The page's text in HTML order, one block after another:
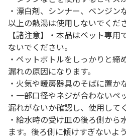
・漂白剤、シンナー、ベンジ
以上の熱湯は使用しないでくだ
【諸注意】・本品はペット専用
ないでください。
・ペットボトルをしっかりと
漏れの原因になります。
・火気や暖房器具のそばに置か
・一部口径やネジが合わないペ
漏れがないか確認し、使用して
・給水時の受け皿の後ろ側から
ます。後ろ側に傾けすぎないよ